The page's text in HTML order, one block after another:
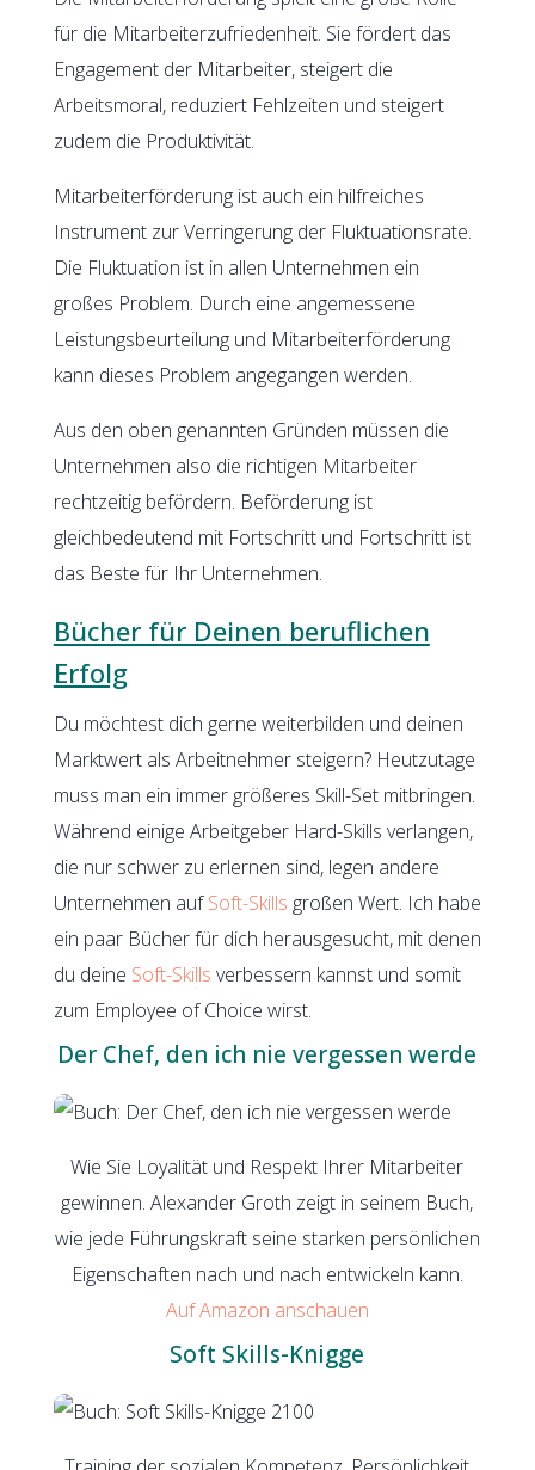
für die Mitarbeiterzufriedenheit. Sie fördert das
Engagement der Mitarbeiter, steigert die
Arbeitsmoral, reduziert Fehlzeiten und steigert
zudem die Produktivität.
Mitarbeiterförderung ist auch ein hilfreiches
Instrument zur Verringerung der Fluktuationsrate.
Die Fluktuation ist in allen Unternehmen ein
großes Problem. Durch eine angemessene
Leistungsbeurteilung und Mitarbeiterförderung
kann dieses Problem angegangen werden.
Aus den oben genannten Gründen müssen die
Unternehmen also die richtigen Mitarbeiter
rechtzeitig befördern. Beförderung ist
gleichbedeutend mit Fortschritt und Fortschritt ist
das Beste für Ihr Unternehmen.
Bücher für Deinen beruflichen
Erfolg
Du möchtest dich gerne weiterbilden und deinen
Marktwert als Arbeitnehmer steigern? Heutzutage
muss man ein immer größeres Skill-Set mitbringen.
Während einige Arbeitgeber Hard-Skills verlangen,
die nur schwer zu erlernen sind, legen andere
Unternehmen aufSoft-Skills großen Wert. Ich habe
ein paar Bücher für dich herausgesucht, mit denen
du deine Soft-Skills verbessern kannst und somit
zum Employee of Choice wirst.
Der Chef, den ich nie vergessen werde
Wie Sie Loyalität und Respekt Ihrer Mitarbeiter
gewinnen. Alexander Groth zeigt in seinem Buch,
wie jede Führungskraft seine starken persönlichen
Eigenschaften nach und nach entwickeln kann.
Auf Amazon anschauen
Soft Skills-Knigge